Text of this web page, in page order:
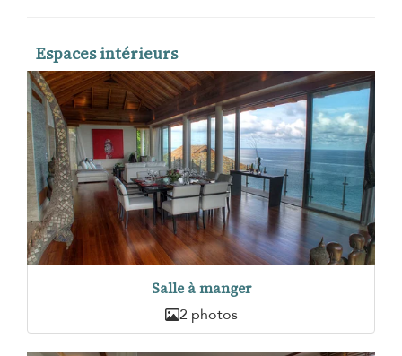
Espaces intérieurs
Salle à manger
2 photos